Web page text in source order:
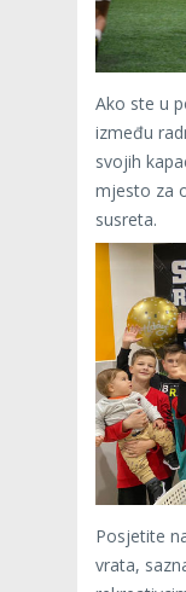
Ako ste u
između
svojih
mjesto za
susreta.
Posjetite
vrata,